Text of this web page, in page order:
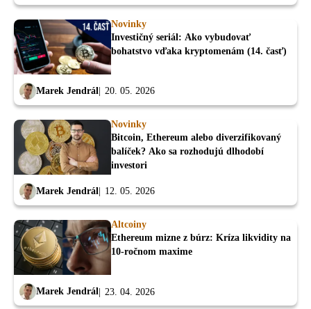
Novinky
Investičný seriál: Ako vybudovať
bohatstvo vďaka kryptomenám (14. časť)
Marek Jendrál 20. 05. 2026
Novinky
Bitcoin, Ethereum alebo diverzifikovaný
balíček? Ako sa rozhodujú dlhodobí
investori
Marek Jendrál 12. 05. 2026
Altcoiny
Ethereum mizne z búrz: Kríza likvidity na
10-ročnom maxime
Marek Jendrál 23. 04. 2026